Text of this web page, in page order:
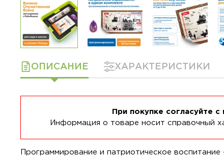
ОПИСАНИЕ ХАРАКТЕРИСТИКИ
При покупке согласуйте
Информация о товаре носит справочный
Программирование и патриотическое